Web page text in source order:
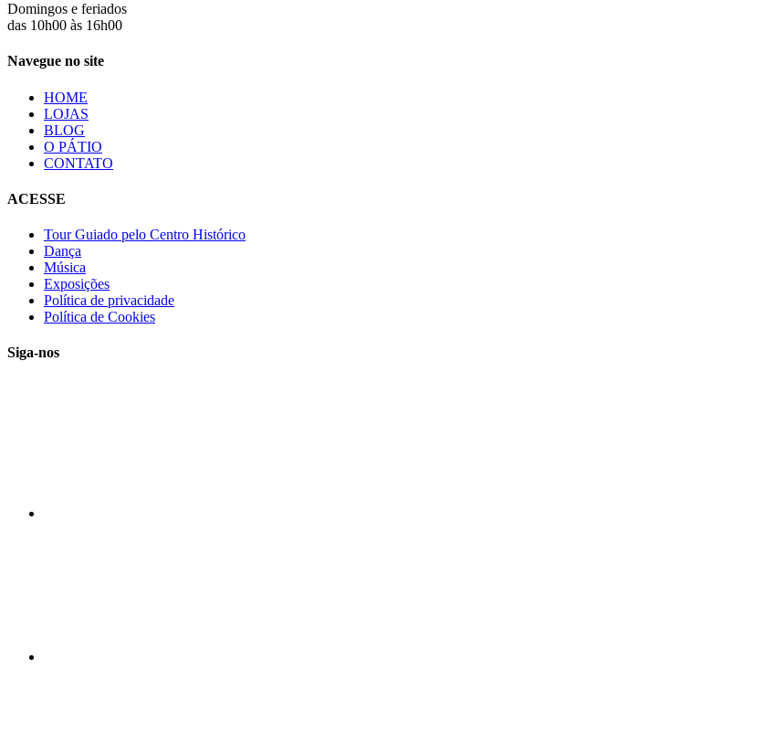
Domingos e feriados
das 10h00 às 16h00
Navegue no site
HOME
LOJAS
BLOG
O PÁTIO
CONTATO
ACESSE
Tour Guiado pelo Centro Histórico
Dança
Música
Exposições
Política de privacidade
Política de Cookies
Siga-nos